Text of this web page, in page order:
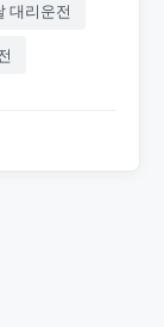
대리운전